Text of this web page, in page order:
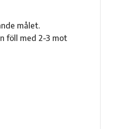
målet.
föll med 2-3 mot